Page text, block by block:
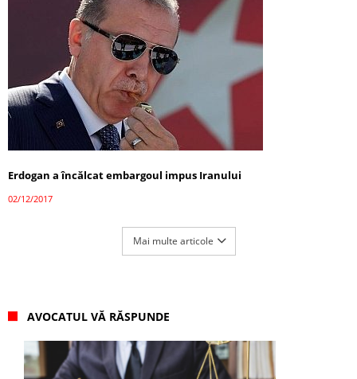
Erdogan a încălcat embargoul impus Iranului
02/12/2017
Mai multe articole
AVOCATUL VĂ RĂSPUNDE